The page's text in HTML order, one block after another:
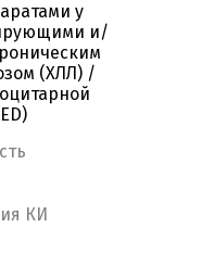
у
и/
(ХЛЛ) /
КИ